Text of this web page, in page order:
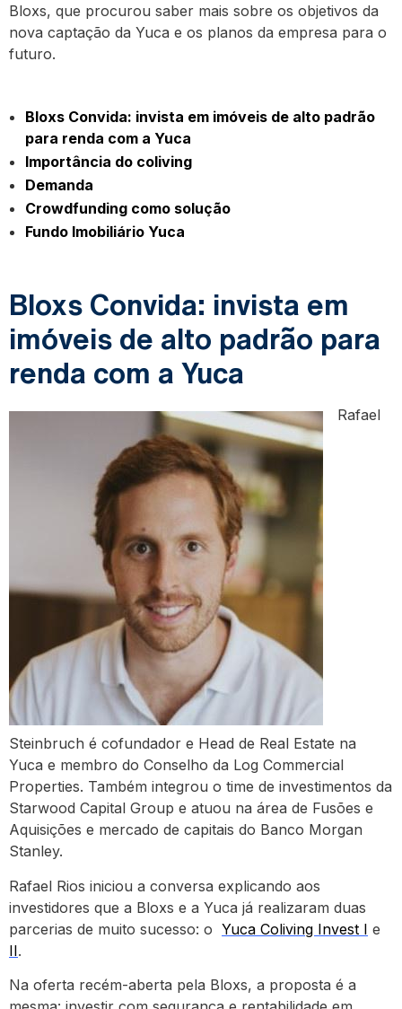
Bloxs, que procurou saber mais sobre os objetivos da
nova captação da Yuca e os planos da empresa para o
futuro.
Bloxs Convida: invista em imóveis de alto padrão
para renda com a Yuca
Importância do coliving
Demanda
Crowdfunding como solução
Fundo Imobiliário Yuca
Bloxs Convida: invista em
imóveis de alto padrão para
renda com a Yuca
Rafael
Steinbruch é cofundador e Head de Real Estate na
Yuca e membro do Conselho da Log Commercial
Properties. Também integrou o time de investimentos da
Starwood Capital Group e atuou na área de Fusões e
Aquisições e mercado de capitais do Banco Morgan
Stanley.
Rafael Rios iniciou a conversa explicando aos
investidores que a Bloxs e a Yuca já realizaram duas
parcerias de muito sucesso: o Yuca Coliving Invest I e
II.
Na oferta recém-aberta pela Bloxs, a proposta é a